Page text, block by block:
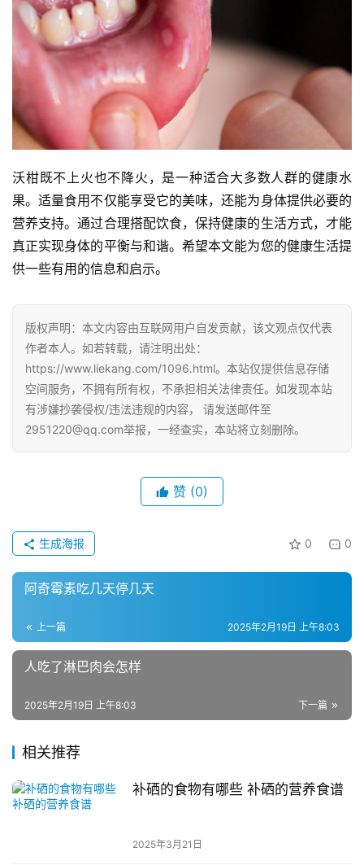
沃柑既不上火也不降火，是一种适合大多数人群的健康水
果。适量食用不仅能享受它的美味，还能为身体提供必要的
营养支持。通过合理搭配饮食，保持健康的生活方式，才能
真正实现身体的平衡与和谐。希望本文能为您的健康生活提
供一些有用的信息和启示。
版权声明：本文内容由互联网用户自发贡献，该文观点仅代表
作者本人。如若转载，请注明出处：
https://www.liekang.com/1096.html。本站仅提供信息存储
空间服务，不拥有所有权，不承担相关法律责任。如发现本站
有涉嫌抄袭侵权/违法违规的内容， 请发送邮件至
2951220@qq.com举报，一经查实，本站将立刻删除。
赞 (0)
0 0
生成海报
阿奇霉素吃几天停几天
上一篇 2025年2月19日 上午8:03
人吃了淋巴肉会怎样
下一篇
2025年2月19日 上午8:03
相关推荐
补硒的食物有哪些 补硒的营养食谱
2025年3月21日